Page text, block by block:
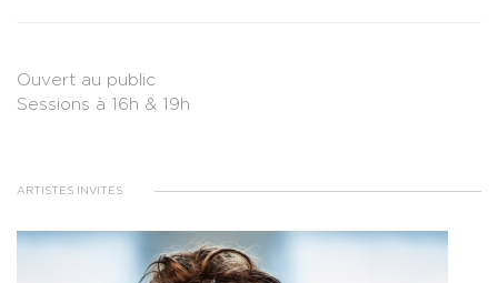
Ouvert au public
Sessions à 16h & 19h
ARTISTES INVITÉS